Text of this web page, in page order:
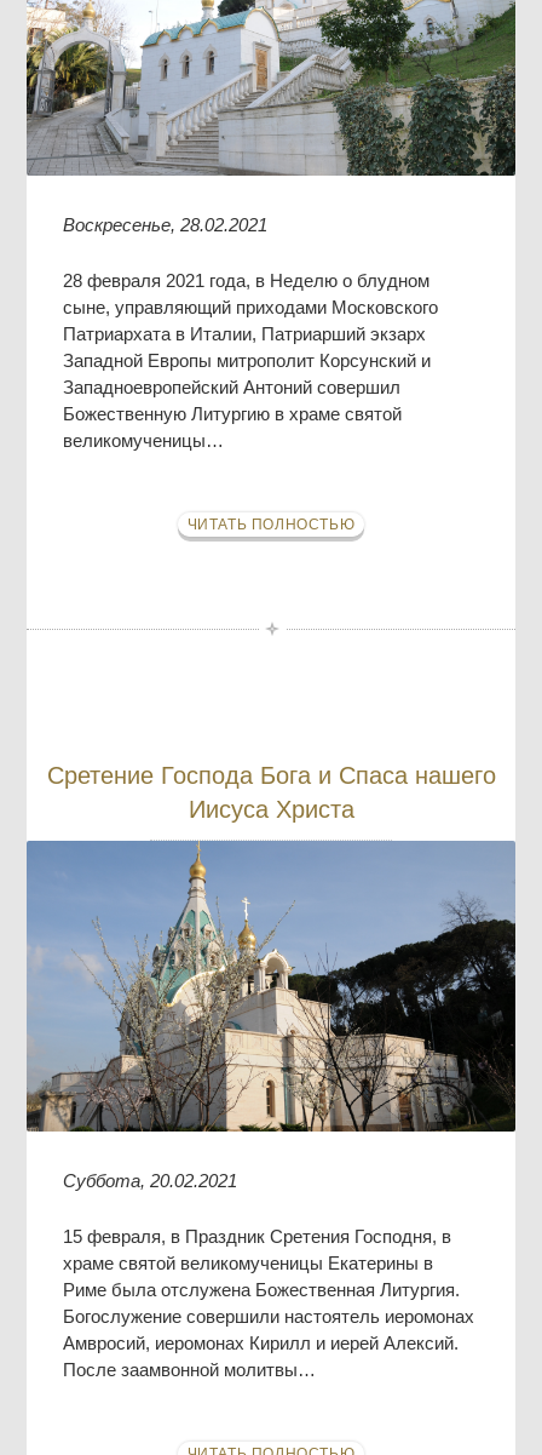
Воскресенье, 28.02.2021
28 февраля 2021 года, в Неделю о блудном
сыне, управляющий приходами Московского
Патриархата в Италии, Патриарший экзарх
Западной Европы митрополит Корсунский и
Западноевропейский Антоний совершил
Божественную Литургию в храме святой
великомученицы…
ЧИТАТЬ ПОЛНОСТЬЮ
Сретение Господа Бога и Спаса нашего
Иисуса Христа
Суббота, 20.02.2021
15 февраля, в Праздник Сретения Господня, в
храме святой великомученицы Екатерины в
Риме была отслужена Божественная Литургия.
Богослужение совершили настоятель иеромонах
Амвросий, иеромонах Кирилл и иерей Алексий.
После заамвонной молитвы…